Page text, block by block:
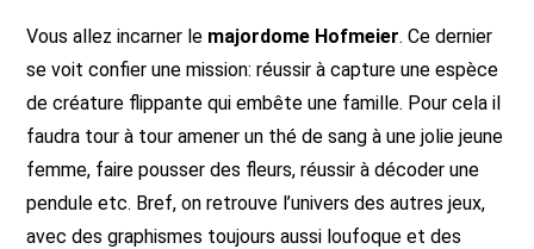
Vous allez incarner le majordome Hofmeier. Ce dernier
se voit confier une mission: réussir à capture une espèce
de créature flippante qui embête une famille. Pour cela il
faudra tour à tour amener un thé de sang à une jolie jeune
femme, faire pousser des fleurs, réussir à décoder une
pendule etc. Bref, on retrouve l’univers des autres jeux,
avec des graphismes toujours aussi loufoque et des